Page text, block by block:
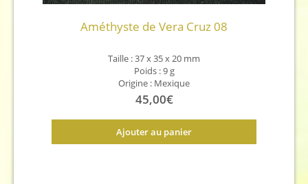
Améthyste de Vera Cruz 08
Taille : 37 x 35 x 20 mm
Poids : 9 g
Origine : Mexique
45,00€
Ajouter au panier